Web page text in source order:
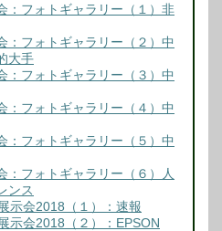
：フォトギャラリー（１）非
：フォトギャラリー（２）中
大手
：フォトギャラリー（３）中
：フォトギャラリー（４）中
：フォトギャラリー（５）中
：フォトギャラリー（６）人
ンス
示会2018（１）：速報
示会2018（２）：EPSON